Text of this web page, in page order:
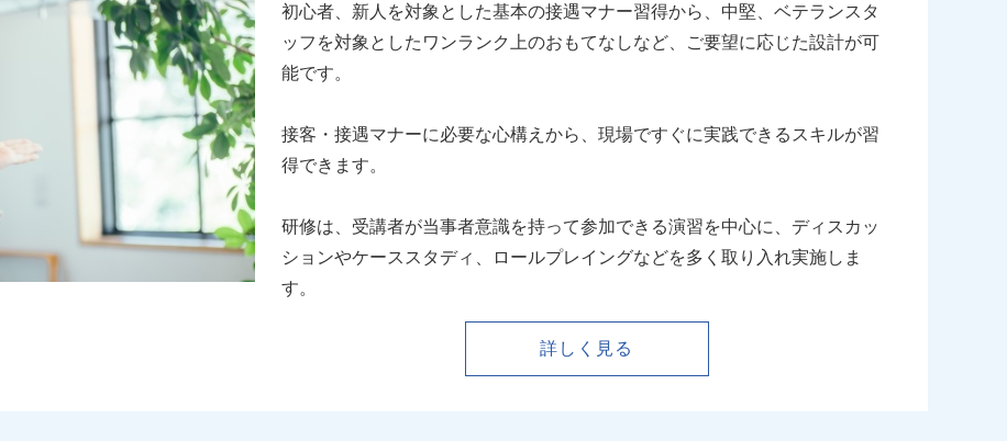
初心者、新人を対象とした基本の接遇マナー習得から、中堅、ベテランスタ
ッフを対象としたワンランク上のおもてなしなど、ご要望に応じた設計が可
能です。
接客・接遇マナーに必要な心構えから、現場ですぐに実践できるスキルが習
得できます。
研修は、受講者が当事者意識を持って参加できる演習を中心に、ディスカッ
ションやケーススタディ、ロールプレイングなどを多く取り入れ実施しま
す。
詳しく見る